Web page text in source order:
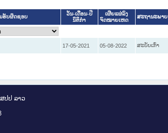
ຮັບຜິດຊອບ
ວັນ-ເດືອນ-ປີ
ນິຕິກໍາ
ເຜີຍແຜ່ລົງ
ຈົດໝາຍເຫດ
ສະຖານະພາບ
17-05-2021 05-08-2022 ສະບັບເກົ່າ
ປ​ປ ລາວ